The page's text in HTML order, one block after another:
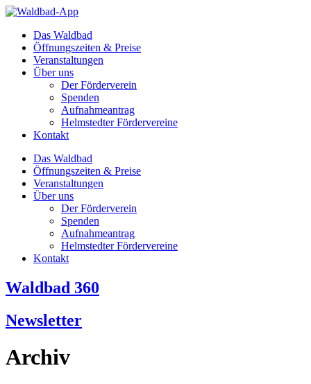
Zum
springenDas Waldbad
Öffnungszeiten & Preise
Veranstaltungen
Über uns
Der Förderverein
Spenden
Aufnahmeantrag
Helmstedter Fördervereine
Kontakt
Das Waldbad
Öffnungszeiten & Preise
Veranstaltungen
Über uns
Der Förderverein
Spenden
Aufnahmeantrag
Helmstedter Fördervereine
Kontakt
Waldbad 360
Newsletter
Archiv